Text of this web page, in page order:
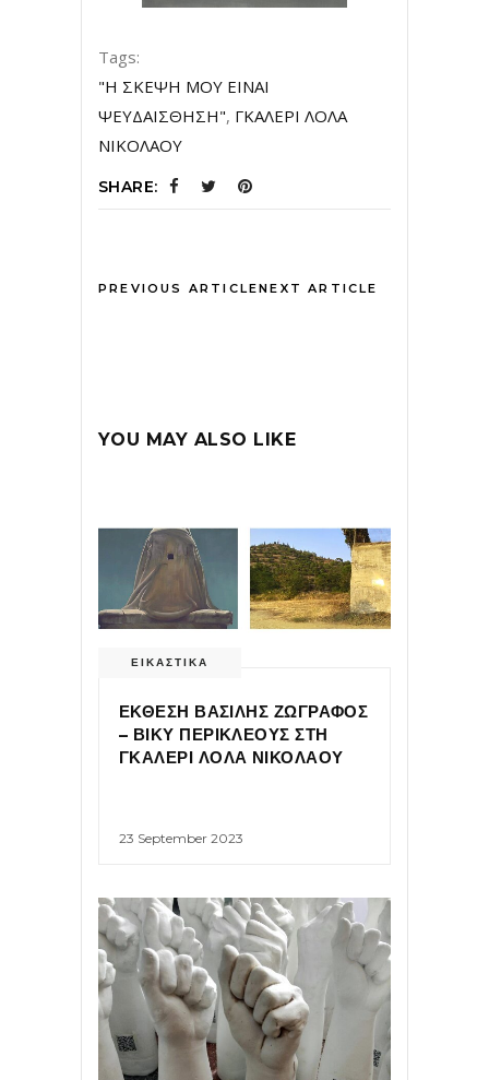
Tags:
"Η ΣΚΕΨΗ ΜΟΥ ΕΙΝΑΙ
ΨΕΥΔΑΙΣΘΗΣΗ", ΓΚΑΛΕΡΙ ΛΟΛΑ
ΝΙΚΟΛΑΟΥ
SHARE:
PREVIOUS ARTICLENEXT ARTICLE
YOU MAY ALSO LIKE
ΕΙΚΑΣΤΙΚΑ
ΕΚΘΕΣΗ ΒΑΣΙΛΗΣ ΖΩΓΡΑΦΟΣ
– ΒΙΚΥ ΠΕΡΙΚΛΕΟΥΣ ΣΤΗ
ΓΚΑΛΕΡΙ ΛΟΛΑ ΝΙΚΟΛΑΟΥ
23 September 2023